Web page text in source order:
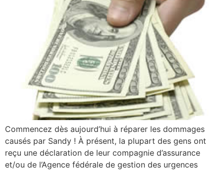
Commencez dès aujourd’hui à réparer les dommages
causés par Sandy ! À présent, la plupart des gens ont
reçu une déclaration de leur compagnie d’assurance
et/ou de l’Agence fédérale de gestion des urgences